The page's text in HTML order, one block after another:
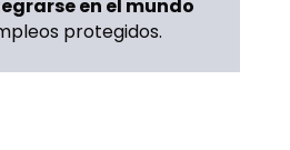
en el mundo
protegidos.